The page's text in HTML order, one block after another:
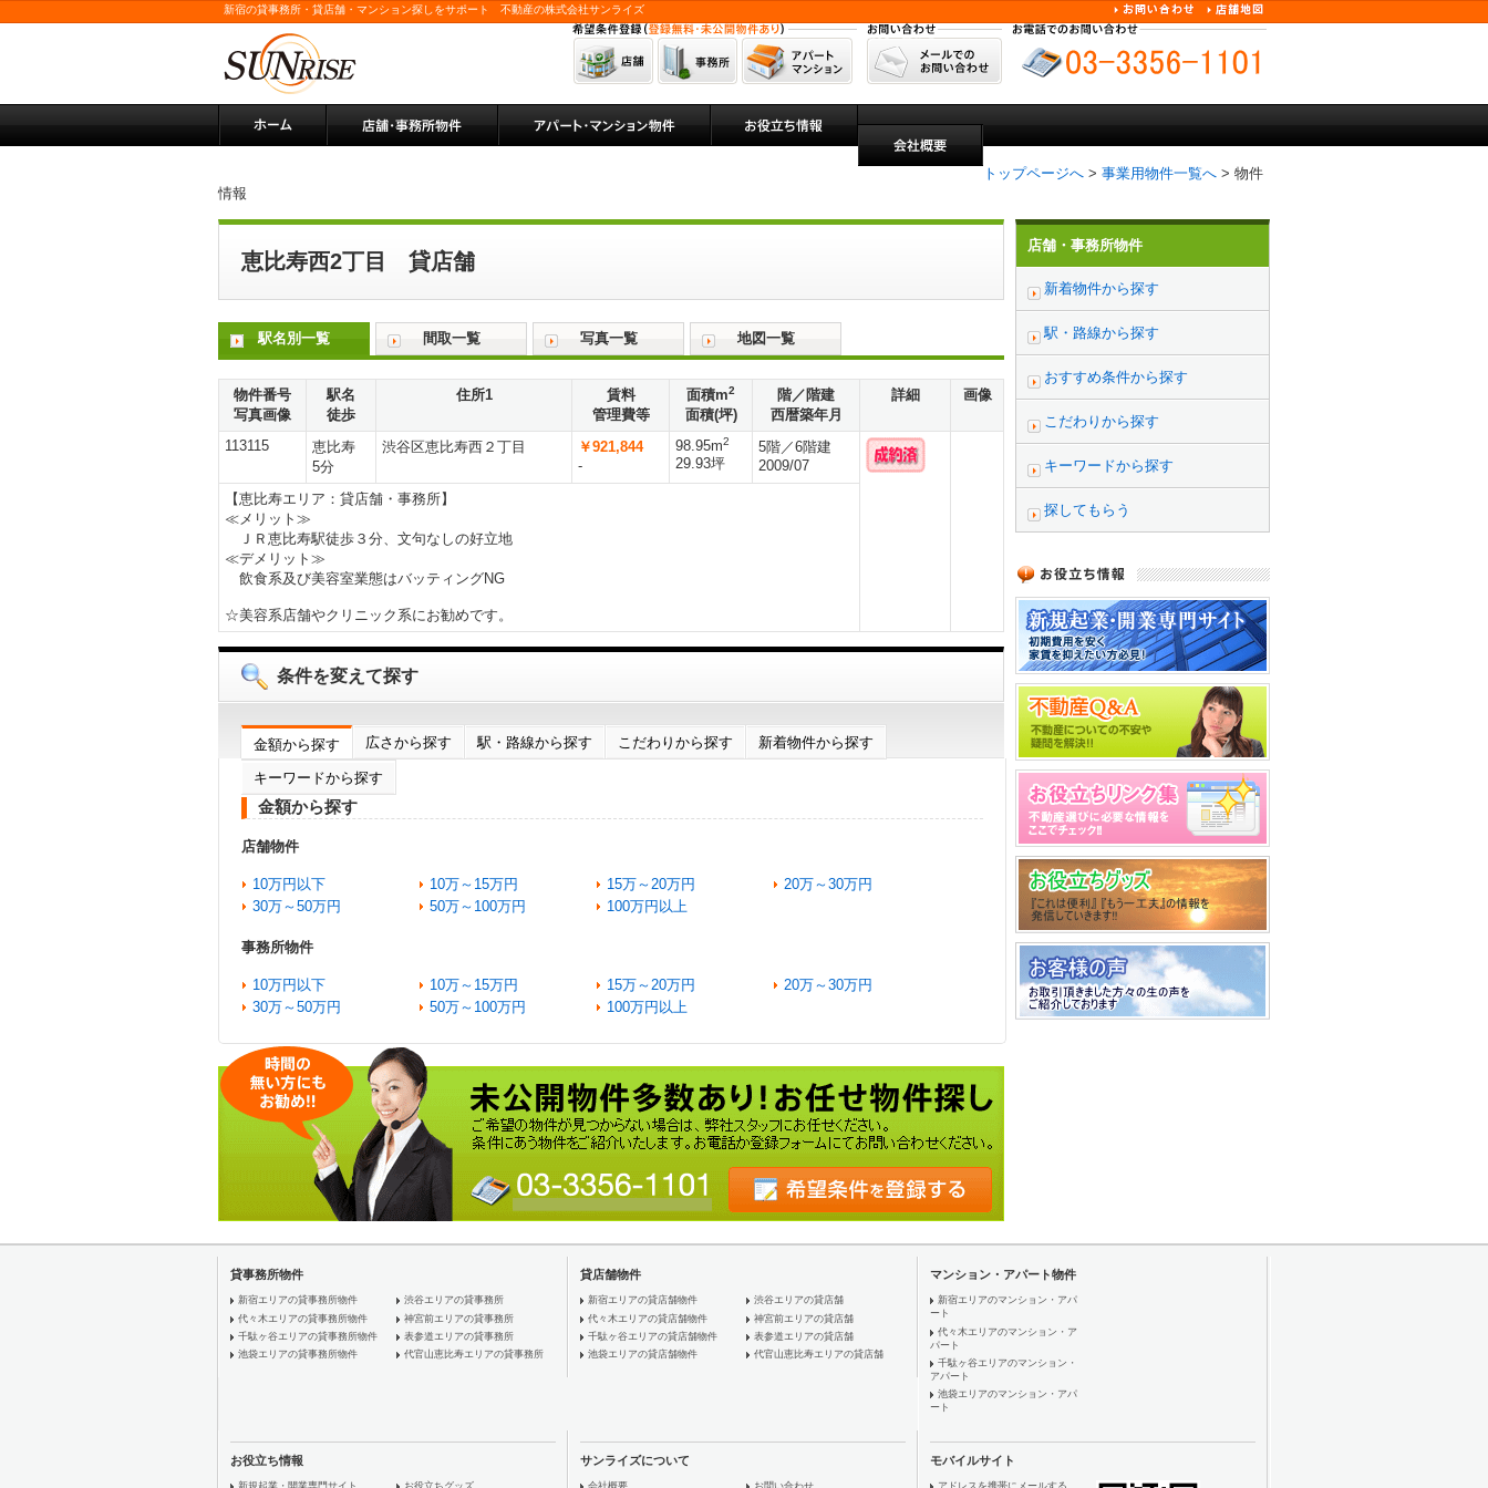
新宿の貸事務所・貸店舗・マンション探しをサポート 不動産の株式会社サンライズ
トップページへ > 事業用物件一覧へ > 物件
情報
恵比寿西2丁目 貸店舗
駅名別一覧 間取一覧 写真一覧 地図一覧
物件番号
写真画像
駅名
徒歩
住所1
賃料
管理費等
面積m2
面積(坪)
階／階建
西暦築年月
詳細 画像
113115
恵比寿
5分
渋谷区恵比寿西２丁目
￥921,844
-
98.95m2
29.93坪
5階／6階建
2009/07
【恵比寿エリア：貸店舗・事務所】
≪メリット≫
ＪＲ恵比寿駅徒歩３分、文句なしの好立地
≪デメリット≫
飲食系及び美容室業態はバッティングNG
☆美容系店舗やクリニック系にお勧めです。
条件を変えて探す
金額から探す 広さから探す 駅・路線から探す こだわりから探す 新着物件から探す
キーワードから探す
金額から探す
店舗物件
10万円以下 10万～15万円 15万～20万円
20万～30万円
30万～50万円
50万～100万円 100万円以上
事務所物件
10万円以下 10万～15万円 15万～20万円
20万～30万円
30万～50万円
50万～100万円 100万円以上
店舗・事務所物件
新着物件から探す
駅・路線から探す
おすすめ条件から探す
こだわりから探す
キーワードから探す
探してもらう
貸事務所物件
新宿エリアの貸事務所物件
代々木エリアの貸事務所物件
千駄ヶ谷エリアの貸事務所物件
池袋エリアの貸事務所物件
渋谷エリアの貸事務所
神宮前エリアの貸事務所
表参道エリアの貸事務所
代官山恵比寿エリアの貸事務所
貸店舗物件
新宿エリアの貸店舗物件
代々木エリアの貸店舗物件
千駄ヶ谷エリアの貸店舗物件
池袋エリアの貸店舗物件
渋谷エリアの貸店舗
神宮前エリアの貸店舗
表参道エリアの貸店舗
代官山恵比寿エリアの貸店舗
マンション・アパート物件
新宿エリアのマンション・アパ
ート
代々木エリアのマンション・ア
パート
千駄ヶ谷エリアのマンション・
アパート
池袋エリアのマンション・アパ
ート
お役立ち情報
新規起業・開業専門サイト お役立ちグッズ
サンライズについて
会社概要 お問い合わせ
モバイルサイト
アドレスを携帯にメールする